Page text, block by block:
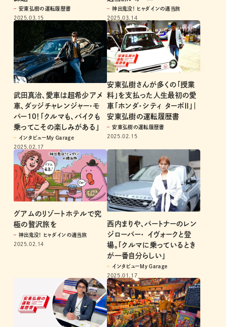
安東弘樹の運転履歴書
2025.03.15
神出鬼没！ ヒャダインの適当旅
2025.03.14
武田真治、愛車は超希少アメ
車、ダッジチャレンジャー・モ
パー10！「クルマも、バイクも
乗ってこその楽しみがある」
インタビューMy Garage
2025.02.17
安東弘樹さんが多くの「授業
料」を支払った人生最初の愛
車「ホンダ・シティ ターボⅡ」｜
安東弘樹の運転履歴書
安東弘樹の運転履歴書
2025.02.15
グアムのリゾートホテルで究
極の贅沢旅を
神出鬼没！ ヒャダインの適当旅
2025.02.14
西内まりや、パートナーのレン
ジローバー・ イヴォークと登
場。「クルマに乗っているとき
が一番自分らしい」
インタビューMy Garage
2025.01.17